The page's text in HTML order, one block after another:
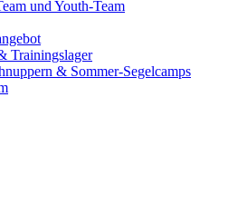
und Youth-Team
Trainingslager
& Sommer-Segelcamps